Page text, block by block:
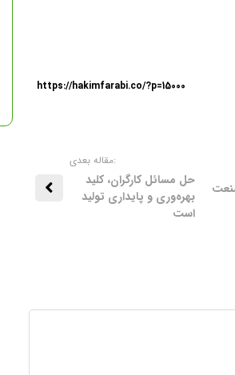
https://hakimfarabi.co/?p=15000
:مقاله بعدی
حل مسائل کارگران، کلید
بهره‌وری و پایداری تولید
است